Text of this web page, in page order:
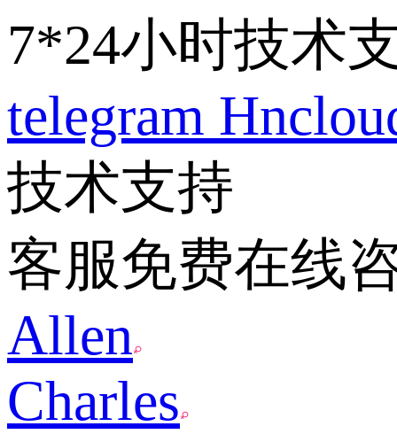
7*24小时技术
telegram
技术支持
客服免费在线
Allen
Charles